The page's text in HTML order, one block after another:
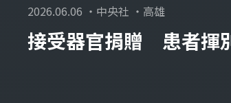
2026.06.06 ・中央社 ・高雄
接受器官捐贈 患者揮